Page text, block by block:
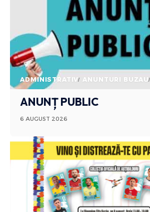
ADMINISTRATIV ANUNTURI BUZAU
ANUNȚ PUBLIC
6 AUGUST 2026